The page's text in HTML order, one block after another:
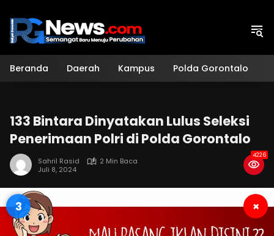
konten
Beranda Daerah Kampus Polda Gorontalo
133 Bintara Dinyatakan Lulus Seleksi
Penerimaan Polri di Polda Gorontalo
Sahril Rasid
2 Min Baca
Juli 8, 2024
4226
2 ×